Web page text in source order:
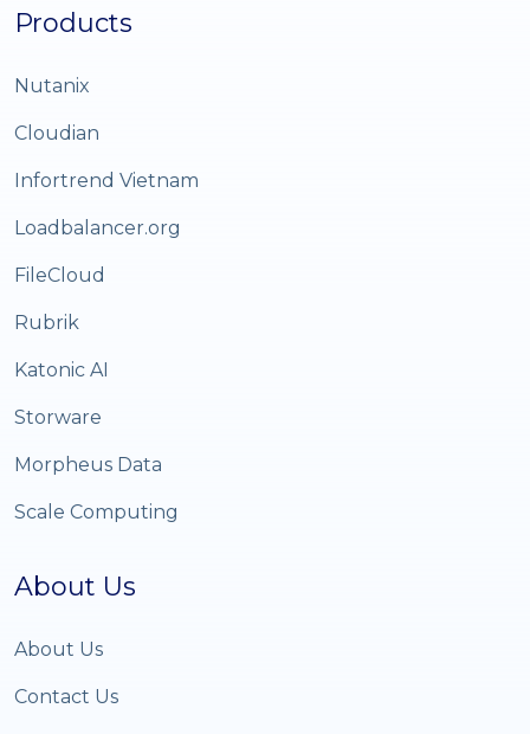
Products
Nutanix
Cloudian
Infortrend Vietnam
Loadbalancer.org
FileCloud
Rubrik
Katonic AI
Storware
Morpheus Data
Scale Computing
About Us
About Us
Contact Us